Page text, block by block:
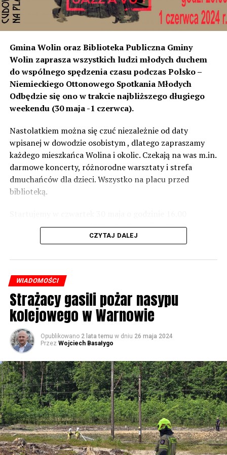
początku miejscowości chronione ekranami – mówi
Jolanta Podhajska.
Przedstawiciel GDDKiA mówi, że po roku od oddania
inwestycji będzie przeprowadzona ponowna analiza
hałasu, jeśli decybeli będzie więcej niż sądzono –
wówczas ekrany zostaną zamontowane.
– Jeżeli wyjdzie na to, że są przekroczone normy, to
zabezpieczeń. Dopóki nie będzie tych przekroczonych
norm dopuszczalnego hałasu, no to nie możemy nic
zrobić. Tam są odpowiednie normy – 61 i 56 decybeli –
zaznacza.
Foto: Wojciech Basałygo
Gmina Wolin oraz Biblioteka Publiczna Gminy
Wolin zaprasza wszystkich ludzi młodych duchem
do wspólnego spędzenia czasu podczas Polsko –
Niemieckiego Ottonowego Spotkania Młodych
Odbędzie się ono w trakcie najbliższego długiego
weekendu (30 maja -1 czerwca).
Nastolatkiem można się czuć niezależnie od daty
wpisanej w dowodzie osobistym , dlatego zapraszamy
każdego mieszkańca Wolina i okolic. Czekają na was m.in.
darmowe koncerty, różnorodne warsztaty i strefa
dmuchańców dla dzieci. Wszystko na placu przed
biblioteką.
występami zespołów „Yellow” i „Specyficzni”.
W piątek koncerty będą odbywały się już od rana, jednak
w sposób szczególny zachęcamy do udziału w
warsztatach, które rozpoczną się o 14.30 w namiotach
rozstawionych przed biblioteką. Będziecie mogli m.in.
CZYTAJ DALEJ
WIADOMOŚCI
Strażacy gasili pożar nasypu
kolejowego w Warnowie
Opublikowano 2 lata temu w dniu 26 maja 2024
Przez Wojciech Basałygo